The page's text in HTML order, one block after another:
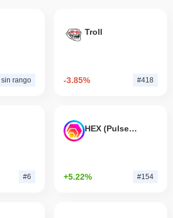
sin rango
Troll
-3.85% #418
#6
HEX (Pulsechain)
+5.22% #154